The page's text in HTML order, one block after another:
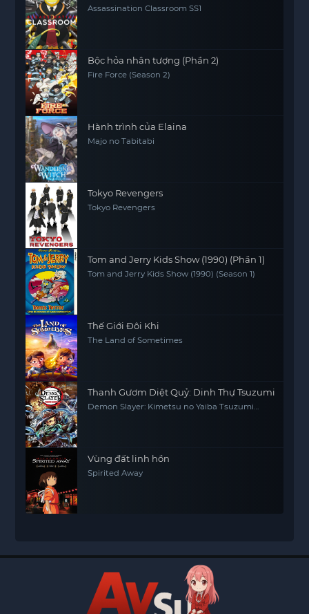
Assassination Classroom SS1
Bộc hỏa nhân tượng (Phần 2)
Fire Force (Season 2)
Hành trình của Elaina
Majo no Tabitabi
Tokyo Revengers
Tokyo Revengers
Tom and Jerry Kids Show (1990) (Phần 1)
Tom and Jerry Kids Show (1990) (Season 1)
Thế Giới Đôi Khi
The Land of Sometimes
Thanh Gươm Diệt Quỷ: Dinh Thự Tsuzumi
Demon Slayer: Kimetsu no Yaiba Tsuzumi
Vùng đất linh hồn
Spirited Away